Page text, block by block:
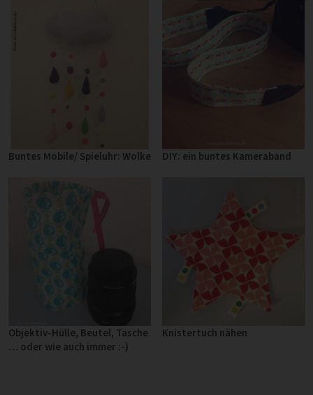
Buntes Mobile/ Spieluhr: Wolke DIY: ein buntes Kameraband
Objektiv-Hülle, Beutel, Tasche
… oder wie auch immer :-)
Knistertuch nähen